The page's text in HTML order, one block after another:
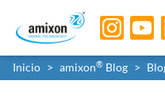
Skip to main navigation
Skip to main content
Skip to page footer
You are here:
Inicio amixon® Blog